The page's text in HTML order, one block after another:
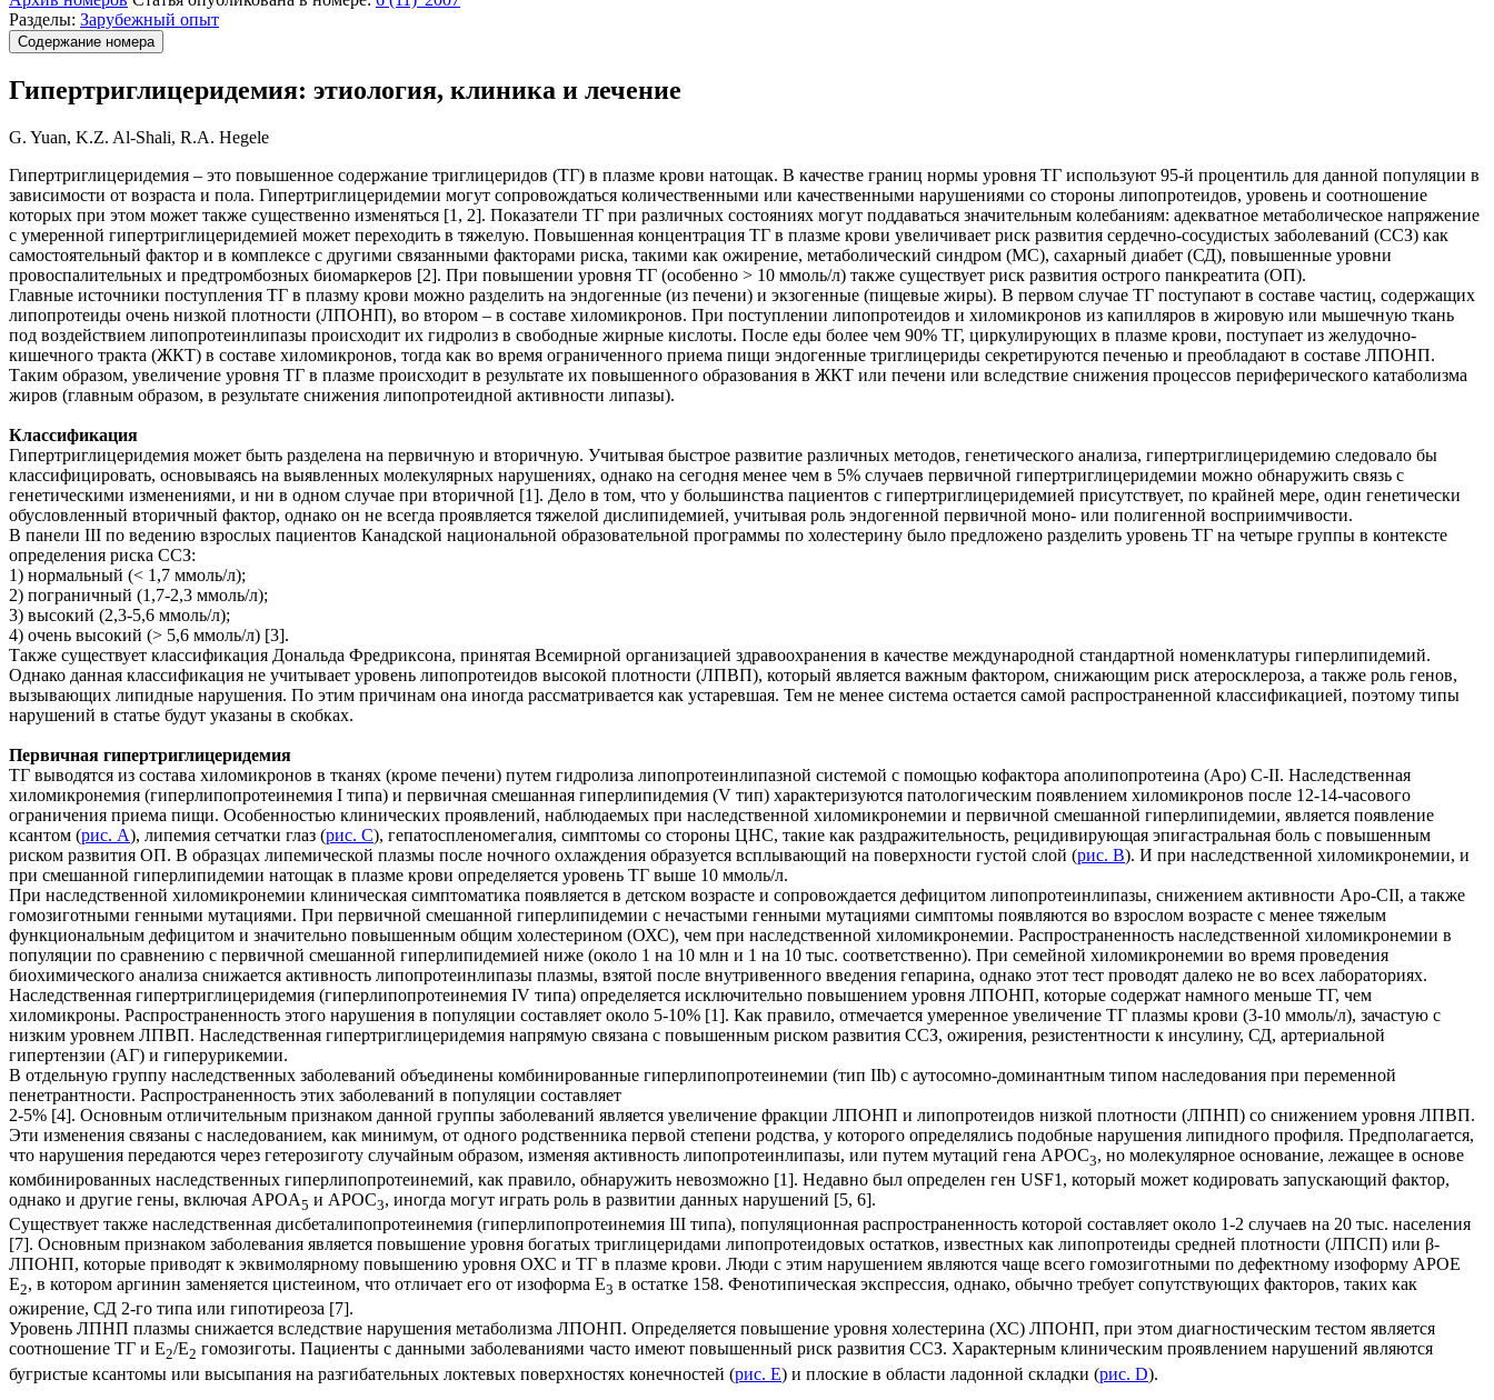
Разделы: Зарубежный опыт
Содержание номера
Гипертриглицеридемия: этиология, клиника и лечение
G. Yuan, K.Z. Al-Shali, R.A. Hegele
Гипертриглицеридемия – это повышенное содержание триглицеридов (ТГ) в плазме крови натощак. В качестве границ нормы уровня ТГ используют 95-й процентиль для данной популяции в
зависимости от возраста и пола. Гипертриглицеридемии могут сопровождаться количественными или качественными нарушениями со стороны липопротеидов, уровень и соотношение
которых при этом может также существенно изменяться [1, 2]. Показатели ТГ при различных состояниях могут поддаваться значительным колебаниям: адекватное метаболическое напряжение
c умеренной гипертриглицеридемией может переходить в тяжелую. Повышенная концентрация ТГ в плазме крови увеличивает риск развития сердечно-сосудистых заболеваний (ССЗ) как
самостоятельный фактор и в комплексе с другими связанными факторами риска, такими как ожирение, метаболический синдром (МС), сахарный диабет (СД), повышенные уровни
провоспалительных и предтромбозных биомаркеров [2]. При повышении уровня ТГ (особенно > 10 ммоль/л) также существует риск развития острого панкреатита (ОП).
Главные источники поступления ТГ в плазму крови можно разделить на эндогенные (из печени) и экзогенные (пищевые жиры). В первом случае ТГ поступают в составе частиц, содержащих
липопротеиды очень низкой плотности (ЛПОНП), во втором – в составе хиломикронов. При поступлении липопротеидов и хиломикронов из капилляров в жировую или мышечную ткань
под воздействием липопротеинлипазы происходит их гидролиз в свободные жирные кислоты. После еды более чем 90% ТГ, циркулирующих в плазме крови, поступает из желудочно-
кишечного тракта (ЖКТ) в составе хиломикронов, тогда как во время ограниченного приема пищи эндогенные триглицериды секретируются печенью и преобладают в составе ЛПОНП.
Таким образом, увеличение уровня ТГ в плазме происходит в результате их повышенного образования в ЖКТ или печени или вследствие снижения процессов периферического катаболизма
жиров (главным образом, в результате снижения липопротеидной активности липазы).
Классификация
Гипертриглицеридемия может быть разделена на первичную и вторичную. Учитывая быстрое развитие различных методов, генетического анализа, гипертриглицеридемию следовало бы
классифицировать, основываясь на выявленных молекулярных нарушениях, однако на сегодня менее чем в 5% случаев первичной гипертриглицеридемии можно обнаружить связь с
генетическими изменениями, и ни в одном случае при вторичной [1]. Дело в том, что у большинства пациентов с гипертриглицеридемией присутствует, по крайней мере, один генетически
обусловленный вторичный фактор, однако он не всегда проявляется тяжелой дислипидемией, учитывая роль эндогенной первичной моно- или полигенной восприимчивости.
В панели ІІІ по ведению взрослых пациентов Канадской национальной образовательной программы по холестерину было предложено разделить уровень ТГ на четыре группы в контексте
определения риска ССЗ:
1) нормальный (< 1,7 ммоль/л);
2) пограничный (1,7-2,3 ммоль/л);
3) высокий (2,3-5,6 ммоль/л);
4) очень высокий (> 5,6 ммоль/л) [3].
Также существует классификация Дональда Фредриксона, принятая Всемирной организацией здравоохранения в качестве международной стандартной номенклатуры гиперлипидемий.
Однако данная классификация не учитывает уровень липопротеидов высокой плотности (ЛПВП), который является важным фактором, снижающим риск атеросклероза, а также роль генов,
вызывающих липидные нарушения. По этим причинам она иногда рассматривается как устаревшая. Тем не менее система остается самой распространенной классификацией, поэтому типы
нарушений в статье будут указаны в скобках.
Первичная гипертриглицеридемия
ТГ выводятся из состава хиломикронов в тканях (кроме печени) путем гидролиза липопротеинлипазной системой с помощью кофактора аполипопротеина (Аpo) C-II. Наследственная
хиломикронемия (гиперлипопротеинемия I типа) и первичная смешанная гиперлипидемия (V тип) характеризуются патологическим появлением хиломикронов после 12-14-часового
ограничения приема пищи. Особенностью клинических проявлений, наблюдаемых при наследственной хиломикронемии и первичной смешанной гиперлипидемии, является появление
ксантом (рис. А), липемия сетчатки глаз (рис. С), гепатоспленомегалия, симптомы со стороны ЦНС, такие как раздражительность, рецидивирующая эпигастральная боль с повышенным
риском развития ОП. В образцах липемической плазмы после ночного охлаждения образуется всплывающий на поверхности густой слой (рис. В). И при наследственной хиломикронемии, и
при смешанной гиперлипидемии натощак в плазме крови определяется уровень ТГ выше 10 ммоль/л.
При наследственной хиломикронемии клиническая симптоматика появляется в детском возрасте и сопровождается дефицитом липопротеинлипазы, снижением активности Аро-СII, а также
гомозиготными генными мутациями. При первичной смешанной гиперлипидемии с нечастыми генными мутациями симптомы появляются во взрослом возрасте с менее тяжелым
функциональным дефицитом и значительно повышенным общим холестерином (ОХС), чем при наследственной хиломикронемии. Распространенность наследственной хиломикронемии в
популяции по сравнению с первичной смешанной гиперлипидемией ниже (около 1 на 10 млн и 1 на 10 тыс. соответственно). При семейной хиломикронемии во время проведения
биохимического анализа снижается активность липопротеинлипазы плазмы, взятой после внутривенного введения гепарина, однако этот тест проводят далеко не во всех лабораториях.
Наследственная гипертриглицеридемия (гиперлипопротеинемия IV типа) определяется исключительно повышением уровня ЛПОНП, которые содержат намного меньше ТГ, чем
хиломикроны. Распространенность этого нарушения в популяции составляет около 5-10% [1]. Как правило, отмечается умеренное увеличение ТГ плазмы крови (3-10 ммоль/л), зачастую с
низким уровнем ЛПВП. Наследственная гипертриглицеридемия напрямую связана с повышенным риском развития ССЗ, ожирения, резистентности к инсулину, СД, артериальной
гипертензии (АГ) и гиперурикемии.
В отдельную группу наследственных заболеваний объединены комбинированные гиперлипопротеинемии (тип IIb) с аутосомно-доминантным типом наследования при переменной
пенетрантности. Распространенность этих заболеваний в популяции составляет
2-5% [4]. Основным отличительным признаком данной группы заболеваний является увеличение фракции ЛПОНП и липопротеидов низкой плотности (ЛПНП) со снижением уровня ЛПВП.
Эти изменения связаны с наследованием, как минимум, от одного родственника первой степени родства, у которого определялись подобные нарушения липидного профиля. Предполагается,
что нарушения передаются через гетерозиготу случайным образом, изменяя активность липопротеинлипазы, или путем мутаций гена APOC3, но молекулярное основание, лежащее в основе
комбинированных наследственных гиперлипопротеинемий, как правило, обнаружить невозможно [1]. Недавно был определен ген USF1, который может кодировать запускающий фактор,
однако и другие гены, включая APOA5 и APOC3, иногда могут играть роль в развитии данных нарушений [5, 6].
Существует также наследственная дисбеталипопротеинемия (гиперлипопротеинемия III типа), популяционная распространенность которой составляет около 1-2 случаев на 20 тыс. населения
[7]. Основным признаком заболевания является повышение уровня богатых триглицеридами липопротеидовых остатков, известных как липопротеиды средней плотности (ЛПСП) или β-
ЛПОНП, которые приводят к эквимолярному повышению уровня ОХС и ТГ в плазме крови. Люди с этим нарушением являются чаще всего гомозиготными по дефектному изоформу APOE
E2, в котором аргинин заменяется цистеином, что отличает его от изоформа E3 в остатке 158. Фенотипическая экспрессия, однако, обычно требует сопутствующих факторов, таких как
ожирение, СД 2-го типа или гипотиреоза [7].
Уровень ЛПНП плазмы снижается вследствие нарушения метаболизма ЛПОНП. Определяется повышение уровня холестерина (ХС) ЛПОНП, при этом диагностическим тестом является
соотношение ТГ и E2/E2 гомозиготы. Пациенты с данными заболеваниями часто имеют повышенный риск развития ССЗ. Характерным клиническим проявлением нарушений являются
бугристые ксантомы или высыпания на разгибательных локтевых поверхностях конечностей (рис. Е) и плоские в области ладонной складки (рис. D).